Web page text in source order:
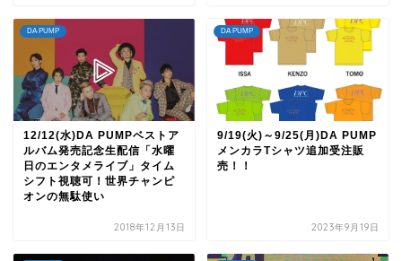
DA PUMP
12/12(水)DA PUMPベストア
ルバム発売記念生配信「水曜
日のエンタメライブ」タイム
シフト視聴可！世界チャンピ
オンの無駄使い
2018年12月13日
DA PUMP
9/19(火)～9/25(月)DA PUMP
メンカラTシャツ追加受注販
売！！
2023年9月19日